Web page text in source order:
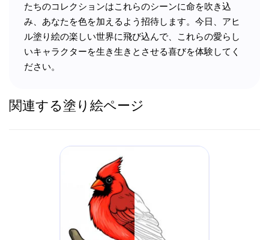
たちのコレクションはこれらのシーンに命を吹き込
み、あなたを色を加えるよう招待します。今日、アヒ
ル塗り絵の楽しい世界に飛び込んで、これらの愛らし
いキャラクターを生き生きとさせる喜びを体験してく
ださい。
関連する塗り絵ページ